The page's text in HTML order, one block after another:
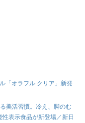
「オラフル クリア」新発
美活習慣。冷え、脚のむ
表示食品が新登場／新日